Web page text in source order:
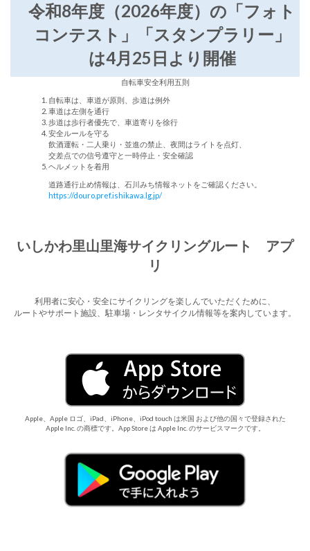
令和8年度（2026年度）の「フォト
コンテスト」「スタンプラリー」
は4月25日より開催
自転車安全利用五則
自転車は、車道が原則、歩道は例外
車道は左側を通行
歩道は歩行者優先で、車道寄りを徐行
安全ルールを守る
飲酒運転・二人乗り・並進の禁止、夜間はライトを点灯、
交差点での信号遵守と一時停止・安全確認
ヘルメットを着用
道路通行止め情報は、石川みち情報ネットをご確認ください。
https://douro.pref.ishikawa.lg.jp/
いしかわ里山里海サイクリングルート アプ
リ
利用者に安心・安全にサイクリングを楽しんでいただくために、
ルートやサポート施設、駐車場・レンタサイクル情報等を案内しています。
Apple、Apple ロゴ、iPad、iPhone、iPod touch は米国 および他の国々で登録された
Apple Inc. の商標です。App Store は Apple Inc. のサービスマークです。